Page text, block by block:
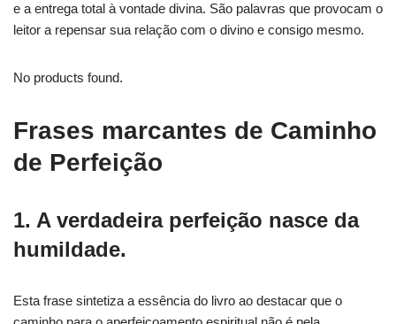
e a entrega total à vontade divina. São palavras que provocam o
leitor a repensar sua relação com o divino e consigo mesmo.
No products found.
Frases marcantes de Caminho
de Perfeição
1. A verdadeira perfeição nasce da
humildade.
Esta frase sintetiza a essência do livro ao destacar que o